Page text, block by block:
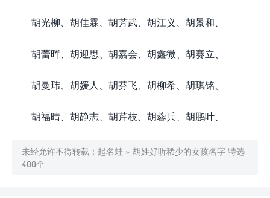
胡光柳、胡佳霖、胡芳武、胡江义、胡景和、
胡蕾晖、胡迎思、胡嘉会、胡鑫微、胡赛立、
胡曼玮、胡媛人、胡芬飞、胡柳希、胡琪铭、
胡福晴、胡静志、胡芹枝、胡蓉兵、胡鹏叶、
未经允许不得转载： 起名蛙 » 胡姓好听稀少的女孩名字 特选
400个